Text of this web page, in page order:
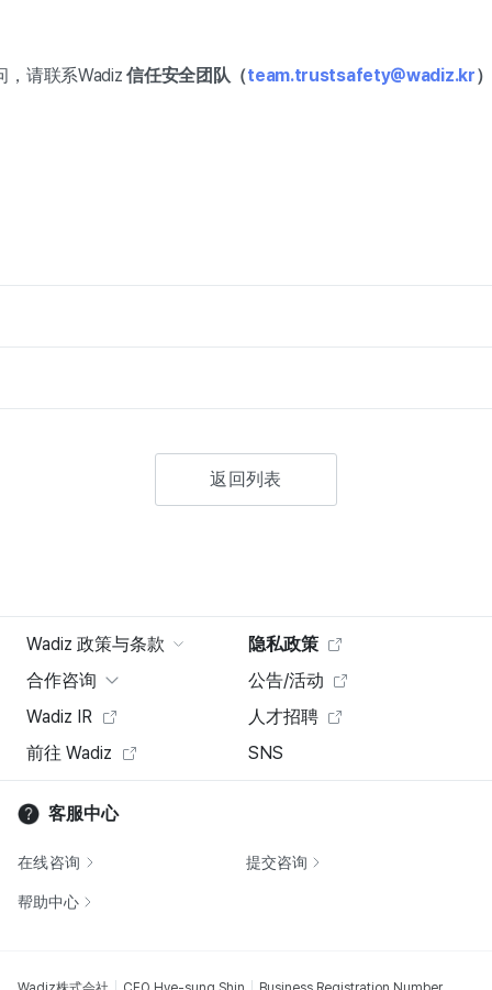
，请联系Wadiz信任安全团队（team.trustsafety@wadiz.kr）
返回列表
Wadiz 政策与条款
隐私政策
合作咨询
公告/活动
Wadiz IR
人才招聘
前往 Wadiz
SNS
客服中心
在线咨询 提交咨询
帮助中心